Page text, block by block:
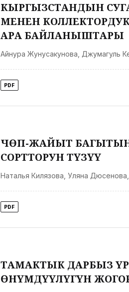
КЫРГЫЗСТАНДЫН
МЕНЕН
АРА БАЙЛАНЫШТАРЫ
Айнура Жунусакунова Джумагуль
PDF
ЧӨП-ЖАЙЫТ
СОРТТОРУН ТҮЗҮҮ
Наталья Килязова Уляна Дюсенова
PDF
ТАМАКТЫК ДАРБЫЗ
ӨНҮМДҮҮЛҮГҮН